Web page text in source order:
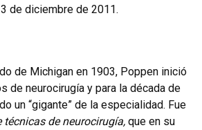
de diciembre de 2011.
de Michigan en 1903, Poppen inició
de neurocirugía y para la década de
un “gigante” de la especialidad. Fue
técnicas de neurocirugía, que en su